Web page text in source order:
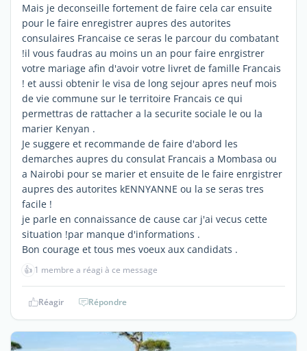
Mais je deconseille fortement de faire cela car ensuite
pour le faire enregistrer aupres des autorites
consulaires Francaise ce seras le parcour du combatant
!il vous faudras au moins un an pour faire enrgistrer
votre mariage afin d'avoir votre livret de famille Francais
! et aussi obtenir le visa de long sejour apres neuf mois
de vie commune sur le territoire Francais ce qui
permettras de rattacher a la securite sociale le ou la
marier Kenyan .
Je suggere et recommande de faire d'abord les
demarches aupres du consulat Francais a Mombasa ou
a Nairobi pour se marier et ensuite de le faire enrgistrer
aupres des autorites kENNYANNE ou la se seras tres
facile !
je parle en connaissance de cause car j'ai vecus cette
situation !par manque d'informations .
Bon courage et tous mes voeux aux candidats .
👍 1 membre a réagi à ce message
Réagir Répondre